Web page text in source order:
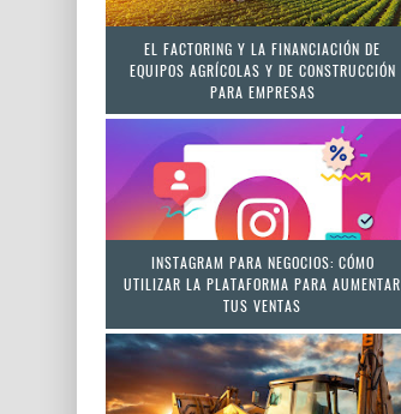
EL FACTORING Y LA FINANCIACIÓN DE
EQUIPOS AGRÍCOLAS Y DE CONSTRUCCIÓN
PARA EMPRESAS
INSTAGRAM PARA NEGOCIOS: CÓMO
UTILIZAR LA PLATAFORMA PARA AUMENTAR
TUS VENTAS